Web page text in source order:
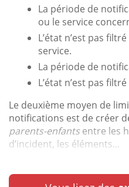
La période de
ou le service
L’état n’est pas
service.
La période de
L’état n’est pas
Le deuxième moyen de
notifications est de créer
parents-enfantsentre les
d’incident, les éléments...